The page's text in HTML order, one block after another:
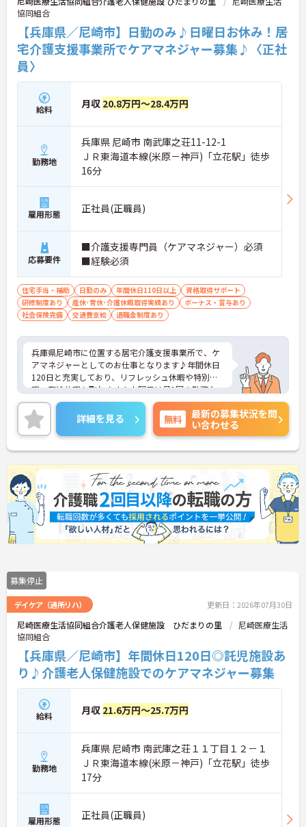
協同組合
【兵庫県／尼崎市】日勤のみ♪日曜日お休み！居
宅介護支援事業所でケアマネジャー募集♪〈正社
員〉
給料 月収 20.8万円～28.4万円
勤務地
兵庫県 尼崎市 南武庫之荘11-12-1
ＪＲ東海道本線(米原－神戸)「立花駅」徒歩
16分
雇用形態 正社員(正職員)
応募要件
■介護支援専門員（ケアマネジャー）必須
■経験必須
住宅手当・補助 日勤のみ 年間休日110日以上
資格取得サポート
研修制度あり
産休･育休･介護休暇取得実績あり
ボーナス・賞与あり
社会保険完備
交通費支給 退職金制度あり
兵庫県尼崎市に位置する居宅介護支援事業所で、ケ
アマネジャーとしてのお仕事となります♪年間休日
120日と充実しており、リフレッシュ休暇や特別休
暇、有給休暇も取れます！土曜日は月1回の勤務な
ので、無理なくお仕事できます！
ご興味のある方はご面接のポイントをお伝えします
のでお気軽にお問い合わせください。
詳細を見る 無料
最新の募集状況を問
い合わせる
募集停止
デイケア（通所リハ） 更新日：2026年07月30日
尼崎医療生活協同組合介護老人保健施設 ひだまりの里
尼崎医療生活
協同組合
【兵庫県／尼崎市】年間休日120日◎託児施設あ
り♪介護老人保健施設でのケアマネジャー募集
給料 月収 21.6万円～25.7万円
勤務地
兵庫県 尼崎市 南武庫之荘１１丁目１２－１
ＪＲ東海道本線(米原－神戸)「立花駅」徒歩
17分
雇用形態 正社員(正職員)